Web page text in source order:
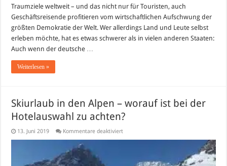
Traumziele weltweit – und das nicht nur für Touristen, auch
Geschäftsreisende profitieren vom wirtschaftlichen Aufschwung der
größten Demokratie der Welt. Wer allerdings Land und Leute selbst
erleben möchte, hat es etwas schwerer als in vielen anderen Staaten:
Auch wenn der deutsche …
Weiterlesen »
Skiurlaub in den Alpen – worauf ist bei der
Hotelauswahl zu achten?
13. Juni 2019 Kommentare deaktiviertfür